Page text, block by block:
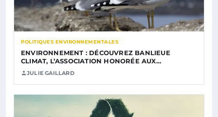
POLITIQUES ENVIRONNEMENTALES
ENVIRONNEMENT : DÉCOUVREZ BANLIEUE
CLIMAT, L’ASSOCIATION HONORÉE AUX…
JULIE GAILLARD